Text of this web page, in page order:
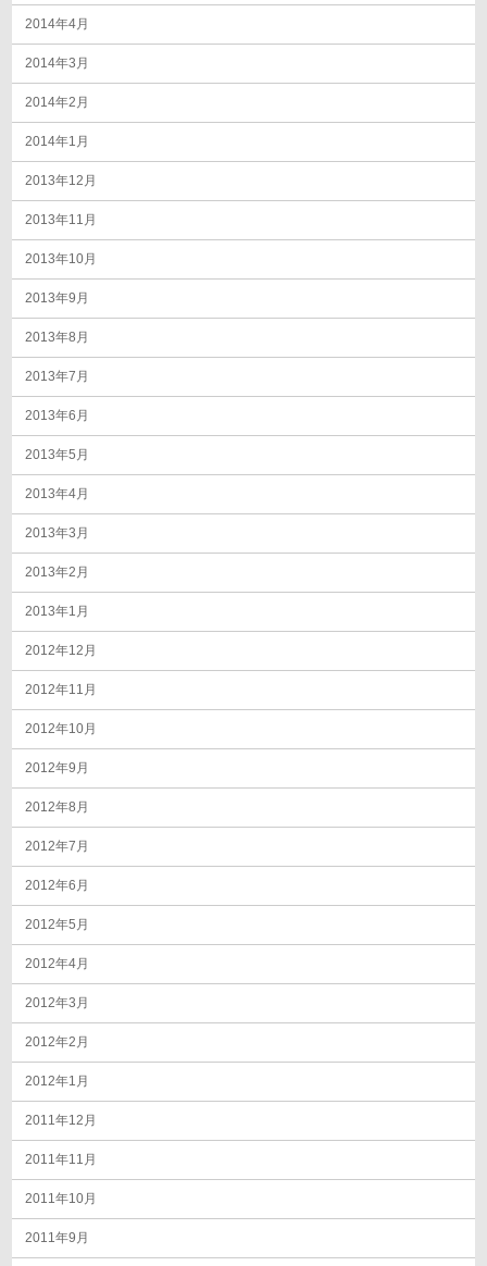
2014年4月
2014年3月
2014年2月
2014年1月
2013年12月
2013年11月
2013年10月
2013年9月
2013年8月
2013年7月
2013年6月
2013年5月
2013年4月
2013年3月
2013年2月
2013年1月
2012年12月
2012年11月
2012年10月
2012年9月
2012年8月
2012年7月
2012年6月
2012年5月
2012年4月
2012年3月
2012年2月
2012年1月
2011年12月
2011年11月
2011年10月
2011年9月